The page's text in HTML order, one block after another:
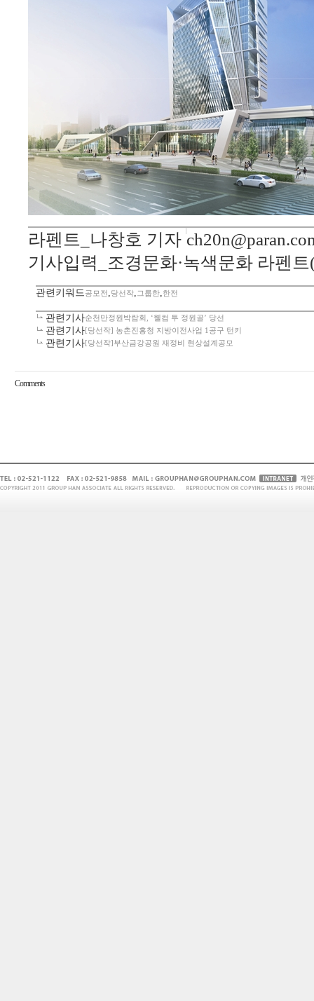
라펜트_나창호 기자
기사입력_조경문화·녹색문화 라펜트
관련키워드공모전 ,당선작, 그룹한,한전
관련기사순천만정원박람회, ‘웰컴 투 정원골’ 당선
관련기사[당선작] 농촌진흥청 지방이전사업 1공구 턴키
관련기사[당선작]부산금강공원 재정비 현상설계공모
Comments